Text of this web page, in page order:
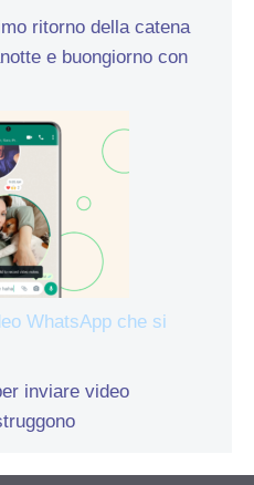
ritorno della catena
e buongiorno con
WhatsApp che si
inviare video